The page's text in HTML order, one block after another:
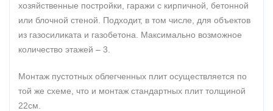
хозяйственные постройки, гаражи с кирпичной, бетонной
или блочной стеной. Подходит, в том числе, для объектов
из газосиликата и газобетона. Максимально возможное
количество этажей – 3.
Монтаж пустотных облегченных плит осуществляется по
той же схеме, что и монтаж стандартных плит толщиной
22см.